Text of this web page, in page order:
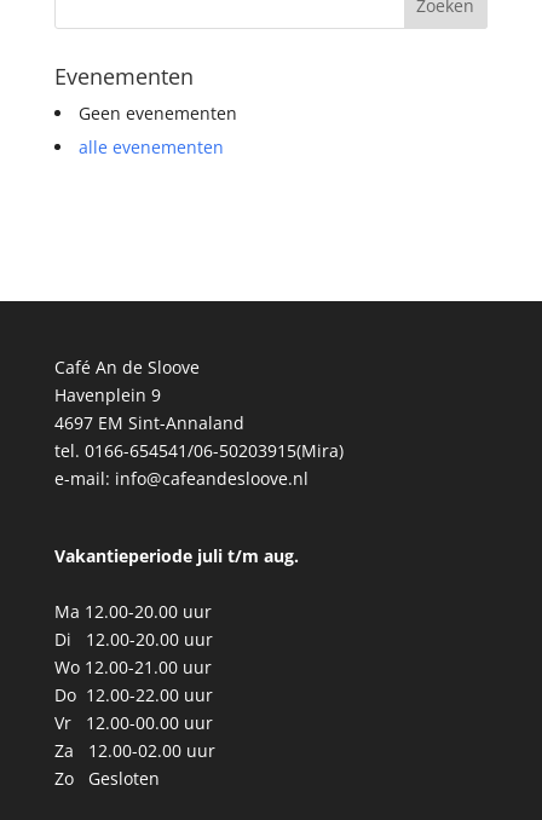
Evenementen
Geen evenementen
alle evenementen
Café An de Sloove
Havenplein 9
4697 EM Sint-Annaland
tel. 0166-654541/06-50203915(Mira)
e-mail: info@cafeandesloove.nl
Vakantieperiode juli t/m aug.
Ma 12.00-20.00 uur
Di 12.00-20.00 uur
Wo 12.00-21.00 uur
Do 12.00-22.00 uur
Vr 12.00-00.00 uur
Za 12.00-02.00 uur
Zo Gesloten